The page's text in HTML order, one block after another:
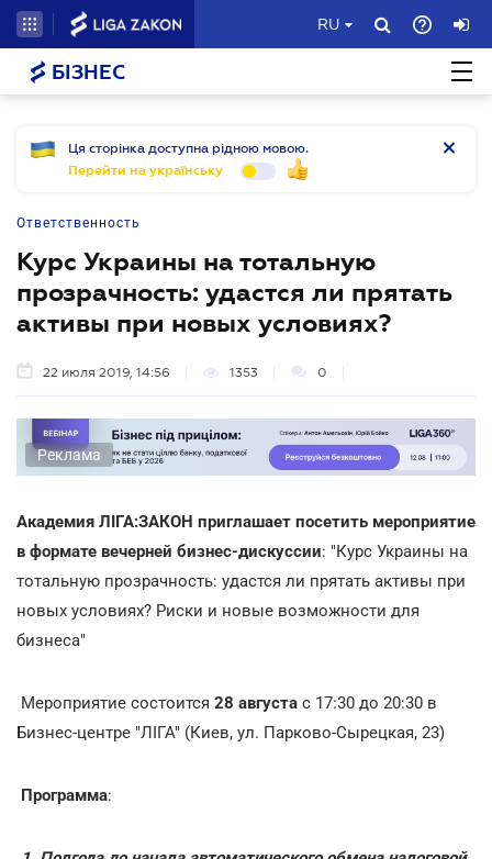
RU
БІЗНЕС
Ця сторінка доступна рідною мовою.
Перейти на українську
Ответственность
Курс Украины на тотальную
прозрачность: удастся ли прятать
активы при новых условиях?
22 июля 2019, 14:56 1353 0
Реклама
Академия ЛІГА:ЗАКОН приглашает посетить мероприятие
в формате вечерней бизнес-дискуссии: "Курс Украины на
тотальную прозрачность: удастся ли прятать активы при
новых условиях? Риски и новые возможности для
бизнеса"
Мероприятие состоится 28 августа с 17:30 до 20:30 в
Бизнес-центре "ЛІГА" (Киев, ул. Парково-Сырецкая, 23)
Программа: